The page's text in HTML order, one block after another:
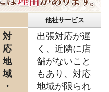
他社サービス
対
応
地
域
・
出張対応が遅
く、近隣に店
舗がないこと
もあり、対応
地域が限られ